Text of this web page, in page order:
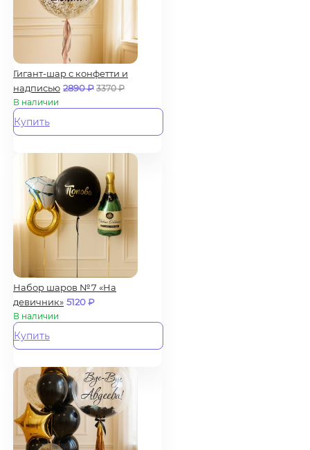
Гигант-шар с конфетти и
надписью 2890₽ 3370₽
В наличии
Купить
Набор шаров №7 «На
девичник» 5120₽
В наличии
Купить